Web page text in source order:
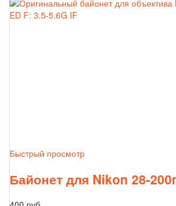
Быстрый просмотр
Байонет для Nikon 28-